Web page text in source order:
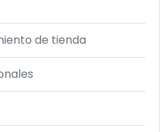
de tienda